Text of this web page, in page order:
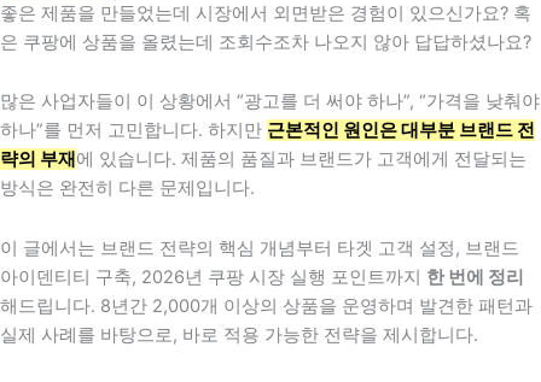
좋은 제품을 만들었는데 시장에서 외면받은 경험이 있으신가요? 혹
은 쿠팡에 상품을 올렸는데 조회수조차 나오지 않아 답답하셨나요?
많은 사업자들이 이 상황에서 “광고를 더 써야 하나”, “가격을 낮춰야
하나”를 먼저 고민합니다. 하지만 근본적인 원인은 대부분 브랜드 전
략의 부재 에 있습니다. 제품의 품질과 브랜드가 고객에게 전달되는
방식은 완전히 다른 문제입니다.
이 글에서는 브랜드 전략의 핵심 개념부터 타겟 고객 설정, 브랜드
아이덴티티 구축, 2026년 쿠팡 시장 실행 포인트까지 한 번에 정리
해드립니다. 8년간 2,000개 이상의 상품을 운영하며 발견한 패턴과
실제 사례를 바탕으로, 바로 적용 가능한 전략을 제시합니다.